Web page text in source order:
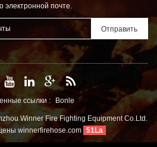
электронной почте.
ссылки : Bonle
Winner Fire Fighting Equipment Co.Ltd.
winnerfirehose.com 51La